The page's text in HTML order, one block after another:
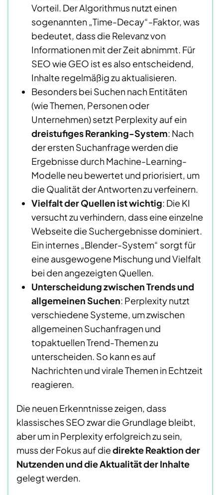
Vorteil. Der Algorithmus nutzt einen
sogenannten „Time-Decay“-Faktor, was
bedeutet, dass die Relevanz von
Informationen mit der Zeit abnimmt. Für
SEO wie GEO ist es also entscheidend,
Inhalte regelmäßig zu aktualisieren.
Besonders bei Suchen nach Entitäten
(wie Themen, Personen oder
Unternehmen) setzt Perplexity auf ein
dreistufiges Reranking-System: Nach
der ersten Suchanfrage werden die
Ergebnisse durch Machine-Learning-
Modelle neu bewertet und priorisiert, um
die Qualität der Antworten zu verfeinern.
Vielfalt der Quellen ist wichtig: Die KI
versucht zu verhindern, dass eine einzelne
Webseite die Suchergebnisse dominiert.
Ein internes „Blender-System“ sorgt für
eine ausgewogene Mischung und Vielfalt
bei den angezeigten Quellen.
Unterscheidung zwischen Trends und
allgemeinen Suchen: Perplexity nutzt
verschiedene Systeme, um zwischen
allgemeinen Suchanfragen und
topaktuellen Trend-Themen zu
unterscheiden. So kann es auf
Nachrichten und virale Themen in Echtzeit
reagieren.
Die neuen Erkenntnisse zeigen, dass
klassisches SEO zwar die Grundlage bleibt,
aber um in Perplexity erfolgreich zu sein,
muss der Fokus auf diedirekte Reaktion der
Nutzenden und die Aktualität der Inhalte
gelegt werden.